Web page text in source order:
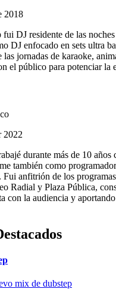
2018
DJ residente de las
DJ enfocado en sets ultra
las jornadas de karaoke,
el público para potenciar la
2022
durante más de 10 años
también como
Fui anfitrión de los
Radial y Plaza Pública,
con la audiencia y
mix de dubstep